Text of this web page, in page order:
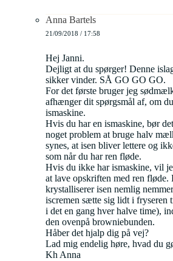
Anna Bartels
21/09/2018 / 17:58
Hej Janni.
Dejligt at du spørger! Denne
sikker vinder. SÅ GO GO GO.
For det første bruger jeg
afhænger dit spørgsmål af, om
ismaskine.
Hvis du har en ismaskine, bør
noget problem at bruge halv
synes, at isen bliver lettere og
som når du har ren fløde.
Hvis du ikke har ismaskine, vil
at lave opskriften med ren fløde.
krystalliserer isen nemlig
iscremen sætte sig lidt i fryseren
i det en gang hver halve time),
den ovenpå browniebunden.
Håber det hjalp dig på vej?
Lad mig endelig høre, hvad du
Kh Anna